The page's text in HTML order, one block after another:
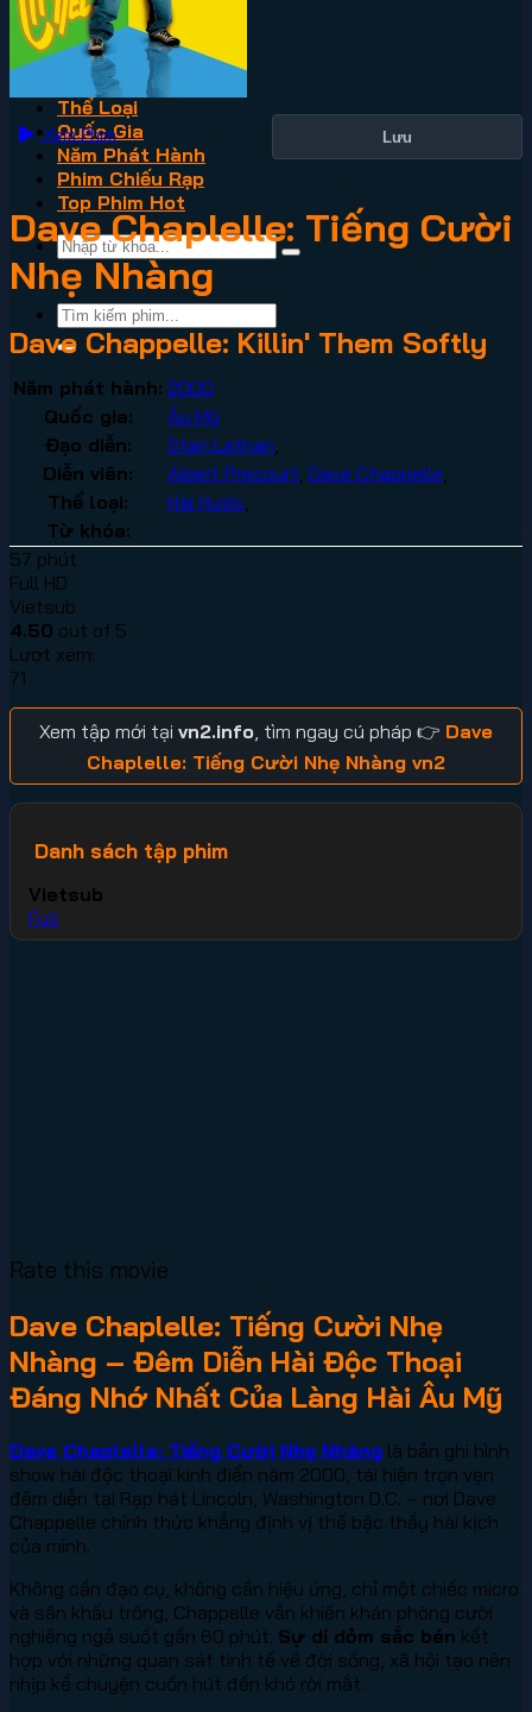
VN2
Phim Lẻ
Phim Bộ
Thể Loại
Quốc Gia
Năm Phát Hành
Phim Chiếu Rạp
Top Phim Hot
Xem Phim Lưu
Dave Chaplelle: Tiếng Cười
Nhẹ Nhàng
Dave Chappelle: Killin' Them Softly
Năm phát hành: 2000
Quốc gia:
Âu Mỹ
Đạo diễn:
Stan Lathan
Diễn viên:
Albert Precourt Dave Chappelle
Thể loại:
Hài Hước
Từ khóa:
57 phút
Full HD
Vietsub
4.50 out of 5
Lượt xem:
71
Xem tập mới tại vn2.info , tìm ngay cú pháp 👉 Dave
Chaplelle: Tiếng Cười Nhẹ Nhàng vn2
Danh sách tập phim
Vietsub
Full
Rate this movie
Dave Chaplelle: Tiếng Cười Nhẹ
Nhàng – Đêm Diễn Hài Độc Thoại
Đáng Nhớ Nhất Của Làng Hài Âu Mỹ
Dave Chaplelle: Tiếng Cười Nhẹ Nhàng là bản ghi hình
show hài độc thoại kinh điển năm 2000, tái hiện trọn vẹn
đêm diễn tại Rạp hát Lincoln, Washington D.C. – nơi Dave
Chappelle chính thức khẳng định vị thế bậc thầy hài kịch
của mình.
Không cần đạo cụ, không cần hiệu ứng, chỉ một chiếc micro
và sân khấu trống, Chappelle vẫn khiến khán phòng cười
nghiêng ngả suốt gần 60 phút. Sự dí dỏm sắc bén kết
hợp với những quan sát tinh tế về đời sống, xã hội tạo nên
nhịp kể chuyện cuốn hút đến khó rời mắt.